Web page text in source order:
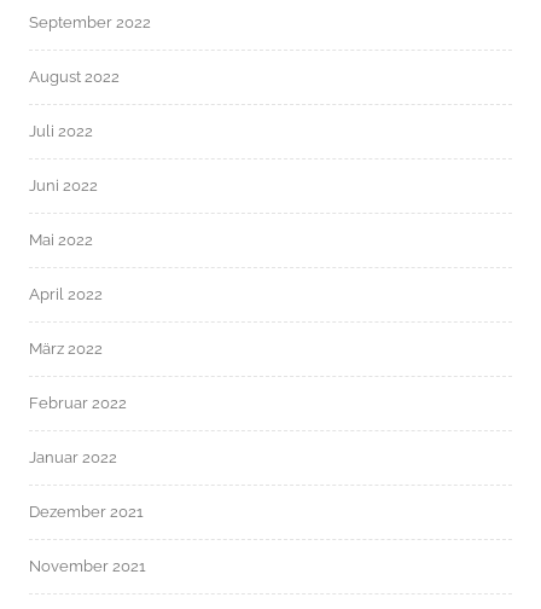
September 2022
August 2022
Juli 2022
Juni 2022
Mai 2022
April 2022
März 2022
Februar 2022
Januar 2022
Dezember 2021
November 2021